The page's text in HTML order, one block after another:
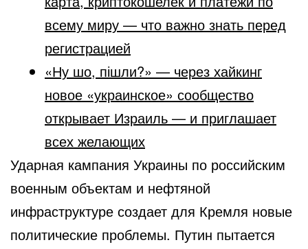
всему миру — что важно знать перед
регистрацией
«Ну шо, пішли?» — через хайкинг
новое «украинское» сообщество
открывает Израиль — и приглашает
всех желающих
Ударная кампания Украины по российским
военным объектам и нефтяной
инфраструктуре создает для Кремля новые
политические проблемы. Путин пытается